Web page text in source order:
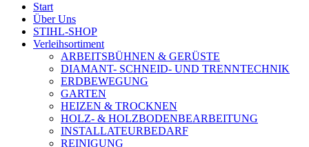
Start
Über Uns
STIHL-SHOP
Verleihsortiment
ARBEITSBÜHNEN & GERÜSTE
DIAMANT- SCHNEID- UND TRENNTECHNIK
ERDBEWEGUNG
GARTEN
HEIZEN & TROCKNEN
HOLZ- & HOLZBODENBEARBEITUNG
INSTALLATEURBEDARF
REINIGUNG